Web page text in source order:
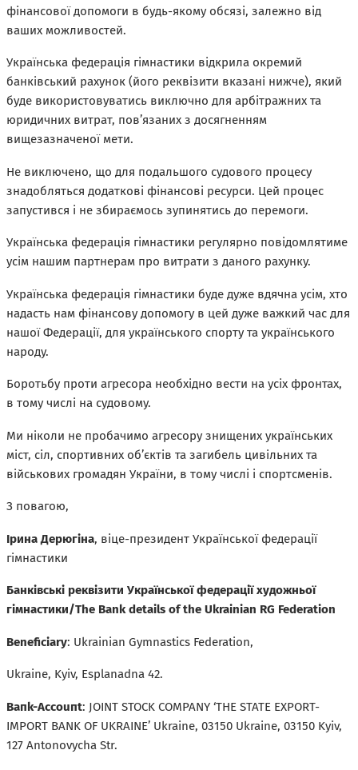
фінансової допомоги в будь-якому обсязі, залежно від
ваших можливостей.
Українська федерація гімнастики відкрила окремий
банківський рахунок (його реквізити вказані нижче), який
буде використовуватись виключно для арбітражних та
юридичних витрат, пов’язаних з досягненням
вищезазначеної мети.
Не виключено, що для подальшого судового процесу
знадобляться додаткові фінансові ресурси. Цей процес
запустився і не збираємось зупинятись до перемоги.
Українська федерація гімнастики регулярно повідомлятиме
усім нашим партнерам про витрати з даного рахунку.
Українська федерація гімнастики буде дуже вдячна усім, хто
надасть нам фінансову допомогу в цей дуже важкий час для
нашої Федерації, для українського спорту та українського
народу.
Боротьбу проти агресора необхідно вести на усіх фронтах,
в тому числі на судовому.
Ми ніколи не пробачимо агресору знищених українських
міст, сіл, спортивних об’єктів та загибель цивільних та
військових громадян України, в тому числі і спортсменів.
З повагою,
Ірина Дерюгіна, віце-президент Української федерації
гімнастики
Банківські реквізити Української федерації художньої
гімнастики/The Bank details of the Ukrainian RG Federation
Beneficiary: Ukrainian Gymnastics Federation,
Ukraine, Kyiv, Еsрlаnаdnа 42.
Вапk-Ассоuпt: JOINT STOCK COMPANY ‘THE STATE EXPORT-
IMPORT BANK OF UKRAINE’ Ukraine, 03150 Ukraine, 03150 Kyiv,
127 Antonovycha Str.